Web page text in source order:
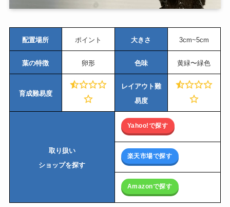
配置場所 ポイント 大きさ 3cm~5cm
葉の特徴 卵形 色味 黄緑〜緑色
育成難易度
レイアウト難
易度
取り扱い
ショップを探す
Yahoo!で探す
楽天市場で探す
Amazonで探す